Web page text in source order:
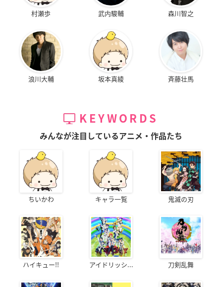
村瀬歩 武内駿輔 森川智之
浪川大輔 坂本真綾 斉藤壮馬
KEYWORDS
みんなが注目しているアニメ・作品たち
ちいかわ キャラ一覧 鬼滅の刃
ハイキュー!! アイドリッシ... 刀剣乱舞